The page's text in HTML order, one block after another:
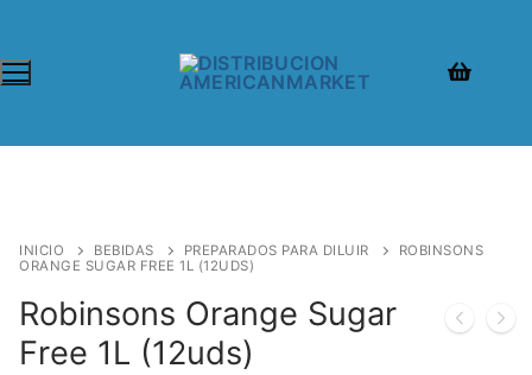
INICIO BEBIDAS PREPARADOS PARA DILUIR
ROBINSONS
ORANGE SUGAR FREE 1L (12UDS)
Robinsons Orange Sugar
Free 1L (12uds)